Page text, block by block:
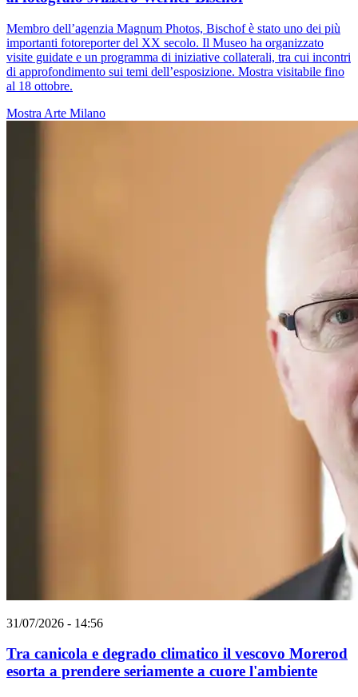
Membro dell’agenzia Magnum Photos, Bischof è stato uno dei più
importanti fotoreporter del XX secolo. Il Museo ha organizzato
visite guidate e un programma di iniziative collaterali, tra cui incontri
di approfondimento sui temi dell’esposizione. Mostra visitabile fino
al 18 ottobre.
Mostra Arte Milano
31/07/2026 - 14:56
Tra canicola e degrado climatico il vescovo Morerod
esorta a prendere seriamente a cuore l'ambiente